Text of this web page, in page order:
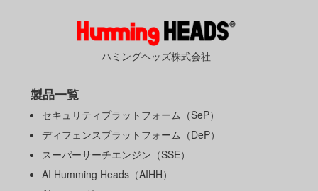
ハミングヘッズ株式会社
製品一覧
セキュリティプラットフォーム（SeP）
ディフェンスプラットフォーム（DeP）
スーパーサーチエンジン（SSE）
AI Humming Heads（AIHH）